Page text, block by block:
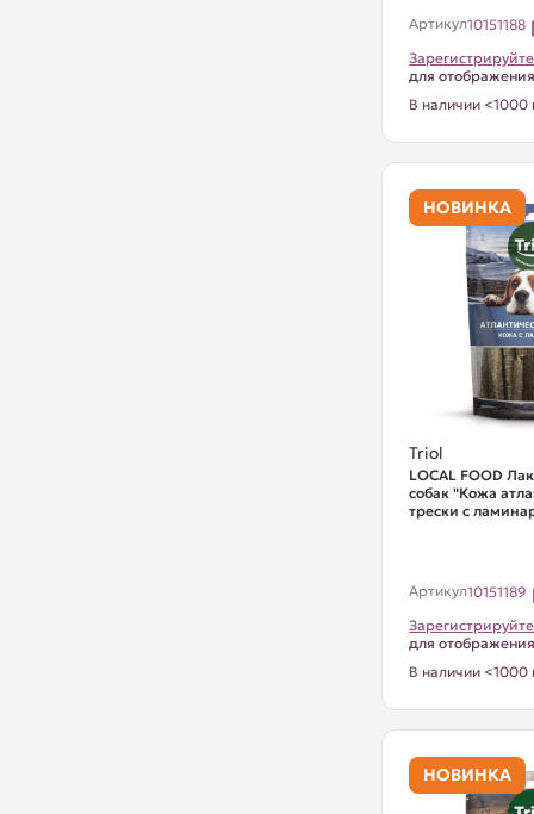
Артикул10151188
для
В наличии <1000
НОВИНКА
Triol
LOCAL FOOD
собак "Кожа
трески с
Артикул10151189
для
В наличии <1000
НОВИНКА